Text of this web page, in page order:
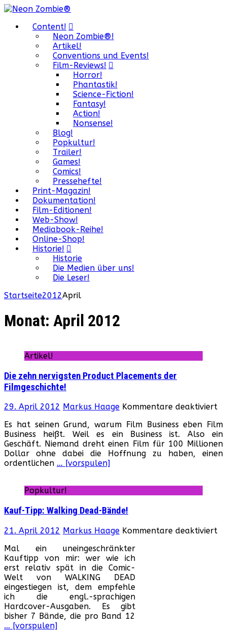
Content!
Neon Zombie®!
Artikel!
Conventions und Events!
Film-Reviews!
Horror!
Phantastik!
Science-Fiction!
Fantasy!
Action!
Nonsense!
Blog!
Popkultur!
Trailer!
Games!
Comics!
Pressehefte!
Print-Magazin!
Dokumentation!
Film-Editionen!
Web-Show!
Mediabook-Reihe!
Online-Shop!
Historie!
Historie
Die Medien über uns!
Die Leser!
Startseite2012April
Monat: April 2012
Artikel!
Die zehn nervigsten Product Placements der
Filmgeschichte!
29. April 2012 Markus Haage Kommentare deaktiviert
Es hat seinen Grund, warum Film Business eben Film
Business heißt. Weil es ein Business ist. Also ein
Geschäft. Niemand dreht einen Film für 100 Millionen
Dollar ohne dabei die Hoffnung zu haben, einen
ordentlichen … [vorspulen]
Popkultur!
Kauf-Tipp: Walking Dead-Bände!
21. April 2012 Markus Haage Kommentare deaktiviert
Mal ein uneingeschränkter
Kauftipp von mir: wer wie ich
erst relativ spät in die Comic-
Welt von WALKING DEAD
eingestiegen ist, dem empfehle
ich die engl.-sprachigen
Hardcover-Ausgaben. Es gibt
bisher 7 Bände, die pro Band 12
… [vorspulen]